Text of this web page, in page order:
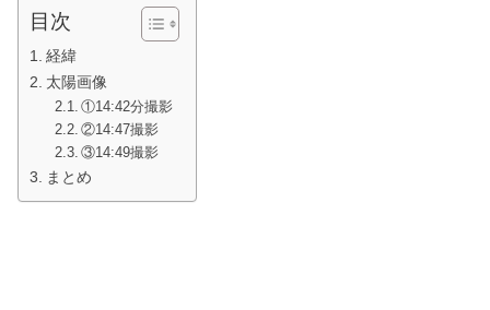
目次
経緯
太陽画像
①14:42分撮影
②14:47撮影
③14:49撮影
まとめ